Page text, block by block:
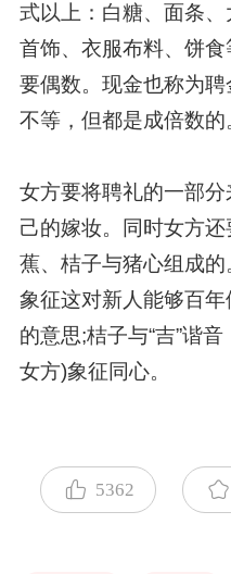
式以上：白糖、面条
首饰、衣服布料、饼
要偶数。现金也称为
不等，但都是成倍数的
女方要将聘礼的一部分
己的嫁妆。同时女方
蕉、桔子与猪心组成的
象征这对新人能够百
的意思;桔子与“吉”谐
女方)象征同心。
5362